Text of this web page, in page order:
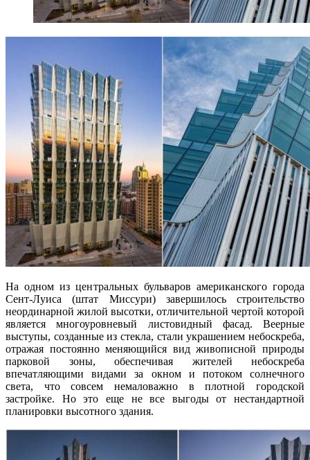
На одном из центральных бульваров американского города
Сент-Луиса (штат Миссури) завершилось строительство
неординарной жилой высотки, отличительной чертой которой
является многоуровневый листовидный фасад. Веерные
выступы, созданные из стекла, стали украшением небоскреба,
отражая постоянно меняющийся вид живописной природы
парковой зоны, обеспечивая жителей небоскреба
впечатляющими видами за окном и потоком солнечного
света, что совсем немаловажно в плотной городской
застройке. Но это еще не все выгоды от нестандартной
планировки высотного здания.